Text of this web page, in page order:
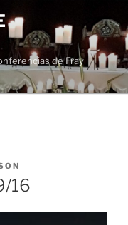
de Fray
16